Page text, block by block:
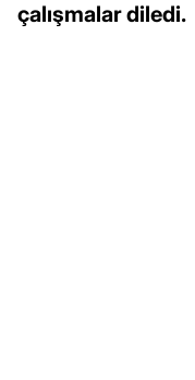
çalışmalar diledi.